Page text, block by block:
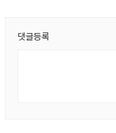
댓글등록